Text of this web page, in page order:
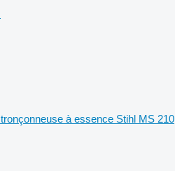
tronçonneuse à essence Stihl MS 210